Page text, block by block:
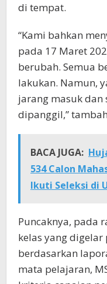
di tempat.
“Kami bahkan
pada 17 Maret
berubah. Semua
lakukan. Namun,
jarang masuk dan
dipanggil,”
BACA JUGA:
534 Calon
Ikuti Seleksi di
Puncaknya, pada
kelas yang digelar
berdasarkan
mata pelajaran,